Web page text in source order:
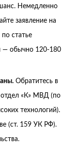
Немедленно
заявление на
статье
— обычно 120-180
Обратитесь в
«К» МВД (по
технологий).
(ст. 159 УК РФ).